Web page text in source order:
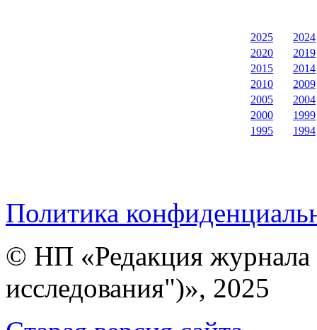
2025
2024
2020
2019
2015
2014
2010
2009
2005
2004
2000
1999
1995
1994
Политика
© НП «Редакция
исследования")», 2025